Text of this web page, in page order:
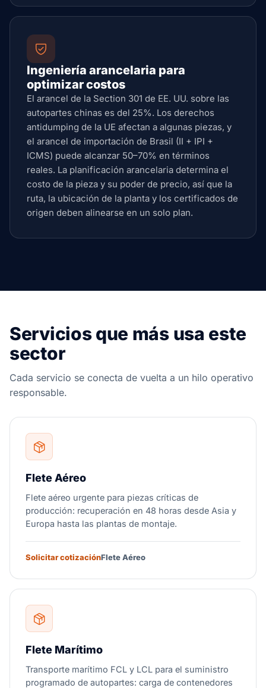
Ingeniería arancelaria para
optimizar costos
El arancel de la Section 301 de EE. UU. sobre las
autopartes chinas es del 25%. Los derechos
antidumping de la UE afectan a algunas piezas, y
el arancel de importación de Brasil (II + IPI +
ICMS) puede alcanzar 50–70% en términos
reales. La planificación arancelaria determina el
costo de la pieza y su poder de precio, así que la
ruta, la ubicación de la planta y los certificados de
origen deben alinearse en un solo plan.
Servicios que más usa este
sector
Cada servicio se conecta de vuelta a un hilo operativo
responsable.
Flete Aéreo
Flete aéreo urgente para piezas críticas de
producción: recuperación en 48 horas desde Asia y
Europa hasta las plantas de montaje.
Solicitar cotizaciónFlete Aéreo
Flete Marítimo
Transporte marítimo FCL y LCL para el suministro
programado de autopartes: carga de contenedores